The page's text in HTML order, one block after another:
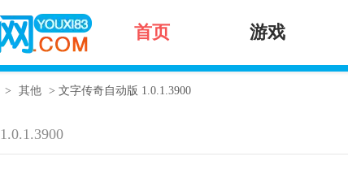
首页 游戏
> 其他 > 文字传奇自动版 1.0.1.3900
1.0.1.3900